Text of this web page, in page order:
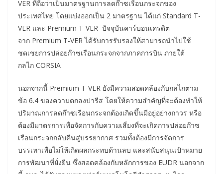
VER ที่ถือว่าเป็นมาตรฐานการลดก๊าซเรือนกระจกของ
ประเทศไทย โดยแบ่งออกเป็น 2 มาตรฐาน ได้แก่ Standard T-
VER และ Premium T-VER ปัจจุบันคาร์บอนเครดิต
จาก Premium T-VER ได้รับการรับรองให้สามารถนำไปใช้
ชดเชยการปล่อยก๊าซเรือนกระจกจากภาคการบิน ภายใต้
กลไก CORSIA
นอกจากนี้ Premium T-VER ยังมีความสอดคล้องกับกลไกตาม
ข้อ 6.4 ของความตกลงปารีส โดยให้ความสำคัญที่จะต้องทำให้
ปริมาณการลดก๊าซเรือนกระจกต้องเกิดขึ้นมีอยู่อย่างถาวร หรือ
ต้องมีมาตรการเพื่อจัดการกับความเสี่ยงที่จะเกิดการปล่อยก๊าซ
เรือนกระจกกลับคืนสู่บรรยากาศ รวมทั้งต้องมีการจัดการ
บรรเทาเพื่อไม่ให้เกิดผลกระทบด้านลบ และสนับสนุนเป้าหมาย
การพัฒนาที่ยั่งยืน ซึ่งสอดคล้องกับหลักการของ EUDR นอกจาก